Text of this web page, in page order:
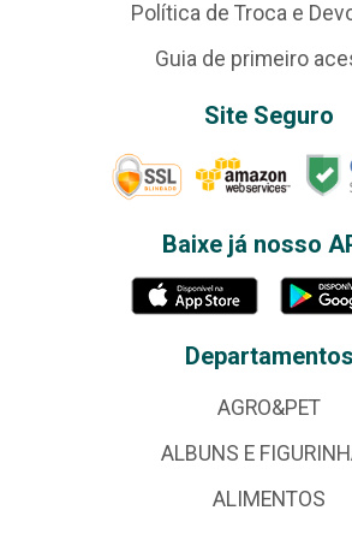
Política de Troca e
Guia de primeiro
Site Seguro
Baixe já nosso
Departamentos
AGRO&PET
ALBUNS E
ALIMENTOS